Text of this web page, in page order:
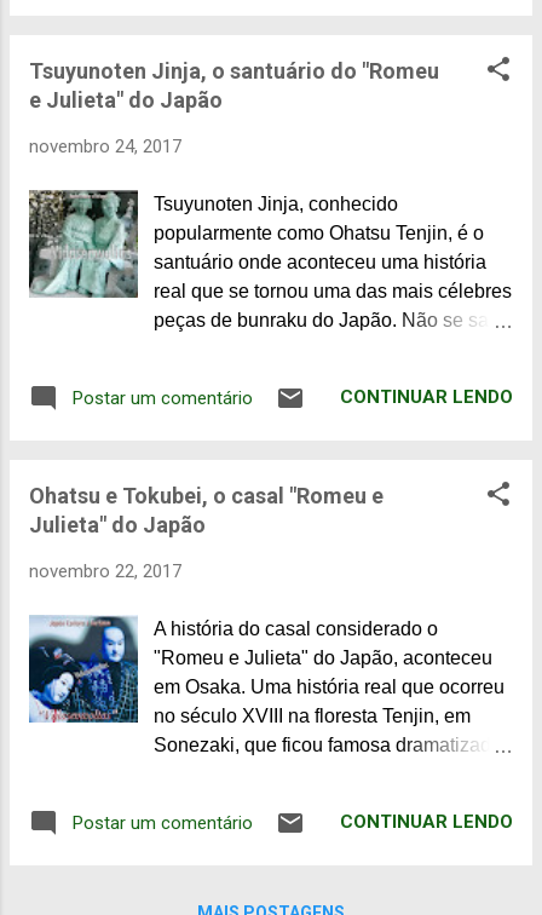
Tsuyunoten Jinja, o santuário do "Romeu
e Julieta" do Japão
novembro 24, 2017
Tsuyunoten Jinja, conhecido
popularmente como Ohatsu Tenjin, é o
santuário onde aconteceu uma história
real que se tornou uma das mais célebres
peças de bunraku do Japão. Não se sabe
(realização de festivais, registros de
com, pelo menos, 1300 anos. Como a
maioria dos locais históricos, turísticos,
foram reconstruídos. Localizado perto da
famoso shotengai (lojas em galeria
coberta), o santuário parece despontar
timidamente. No entanto, é conhecido
também, como protetor de Umeda e
Sonezaki, áreas centrais da ex-capital do
o santuário demonstram a localização
ao santuário pode ser feito pela Ohatsu
Postar um comentário CONTINUAR LENDO
Ohatsu e Tokubei, o casal "Romeu e
Julieta" do Japão
novembro 22, 2017
A história do casal considerado o
"Romeu e Julieta" do Japão, aconteceu
em Osaka. Uma história real que ocorreu
no século XVIII na floresta Tenjin, em
Sonezaki, que ficou famosa dramatizada
descendente de samurais, mas preferiu
Postar um comentário CONTINUAR LENDO